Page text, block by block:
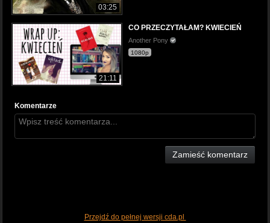
03:25
21:11
CO PRZECZYTAŁAM? KWIECIEŃ
Another Pony
1080p
Komentarze
Zamieść komentarz
Przejdź do pełnej wersji cda.pl